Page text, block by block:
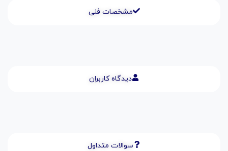
مشخصات فنی
دیدگاه کاربران
سوالات متداول